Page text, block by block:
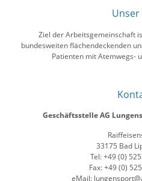
Unser
Ziel der Arbeitsgemeinschaft
bundesweiten flächendeckenden
Patienten mit Atemwegs-
Geschäftsstelle AG
33175 Bad
Tel: +49 (0)
Fax: +49 (0)
eMail: